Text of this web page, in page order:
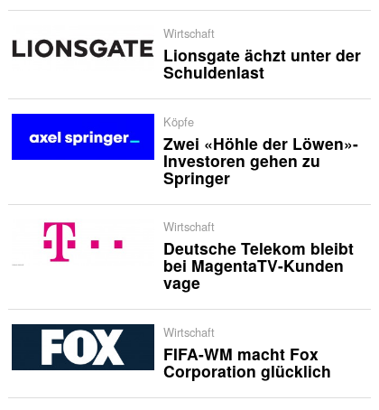
Wirtschaft
Lionsgate ächzt unter der
Schuldenlast
Köpfe
Zwei «Höhle der Löwen»-
Investoren gehen zu
Springer
Wirtschaft
Deutsche Telekom bleibt
bei MagentaTV-Kunden
vage
Wirtschaft
FIFA-WM macht Fox
Corporation glücklich